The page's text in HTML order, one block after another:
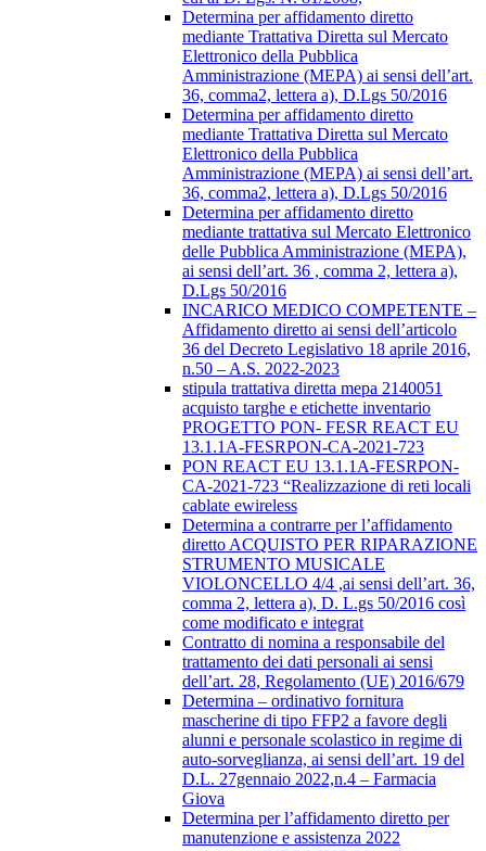
Determina per affidamento diretto
mediante Trattativa Diretta sul Mercato
Elettronico della Pubblica
Amministrazione (MEPA) ai sensi dell’art.
36, comma2, lettera a), D.Lgs 50/2016
Determina per affidamento diretto
mediante Trattativa Diretta sul Mercato
Elettronico della Pubblica
Amministrazione (MEPA) ai sensi dell’art.
36, comma2, lettera a), D.Lgs 50/2016
Determina per affidamento diretto
mediante trattativa sul Mercato Elettronico
delle Pubblica Amministrazione (MEPA),
ai sensi dell’art. 36 , comma 2, lettera a),
D.Lgs 50/2016
INCARICO MEDICO COMPETENTE –
Affidamento diretto ai sensi dell’articolo
36 del Decreto Legislativo 18 aprile 2016,
n.50 – A.S. 2022-2023
stipula trattativa diretta mepa 2140051
acquisto targhe e etichette inventario
PROGETTO PON- FESR REACT EU
13.1.1A-FESRPON-CA-2021-723
PON REACT EU 13.1.1A-FESRPON-
CA-2021-723 “Realizzazione di reti locali
cablate ewireless
Determina a contrarre per l’affidamento
diretto ACQUISTO PER RIPARAZIONE
STRUMENTO MUSICALE
VIOLONCELLO 4/4 ,ai sensi dell’art. 36,
comma 2, lettera a), D. L.gs 50/2016 così
come modificato e integrat
Contratto di nomina a responsabile del
trattamento dei dati personali ai sensi
dell’art. 28, Regolamento (UE) 2016/679
Determina – ordinativo fornitura
mascherine di tipo FFP2 a favore degli
alunni e personale scolastico in regime di
auto-sorveglianza, ai sensi dell’art. 19 del
D.L. 27gennaio 2022,n.4 – Farmacia
Giova
Determina per l’affidamento diretto per
manutenzione e assistenza 2022